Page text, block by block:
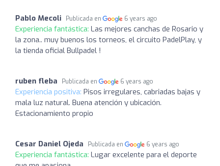
Pablo Mecoli Publicada en 6 years ago
Experiencia fantástica: Las mejores canchas de Rosario y
la zona.. muy buenos los torneos, el circuito PadelPlay, y
la tienda oficial Bullpadel !
ruben fleba Publicada en 6 years ago
Experiencia positiva: Pisos irregulares, cabriadas bajas y
mala luz natural. Buena atención y ubicación.
Estacionamiento propio
Cesar Daniel Ojeda Publicada en 6 years ago
Experiencia fantástica: Lugar excelente para el deporte